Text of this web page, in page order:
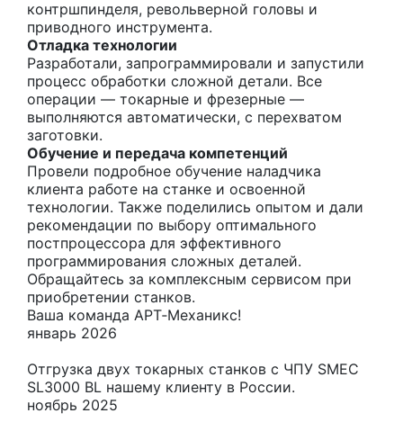
контршпинделя, револьверной головы и
приводного инструмента.
Отладка технологии
Разработали, запрограммировали и запустили
процесс обработки сложной детали. Все
операции — токарные и фрезерные —
выполняются автоматически, с перехватом
заготовки.
Обучение и передача компетенций
Провели подробное обучение наладчика
клиента работе на станке и освоенной
технологии. Также поделились опытом и дали
рекомендации по выбору оптимального
постпроцессора для эффективного
программирования сложных деталей.
Обращайтесь за комплексным сервисом при
приобретении станков.
Ваша команда АРТ‑Механикс!
январь 2026
Отгрузка двух токарных станков с ЧПУ SMEC
SL3000 BL нашему клиенту в России.
ноябрь 2025